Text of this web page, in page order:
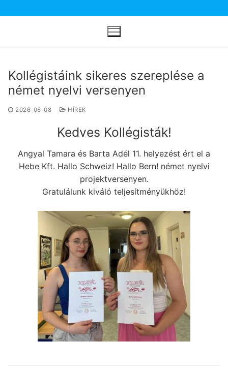
a
Kollégistáink sikeres szereplése a
német nyelvi versenyen
2026-06-08 HÍREK
Kedves Kollégisták!
Angyal Tamara és Barta Adél 11. helyezést ért el a
Hebe Kft. Hallo Schweiz! Hallo Bern! német nyelvi
projektversenyen.
Gratulálunk kiváló teljesítményükhöz!